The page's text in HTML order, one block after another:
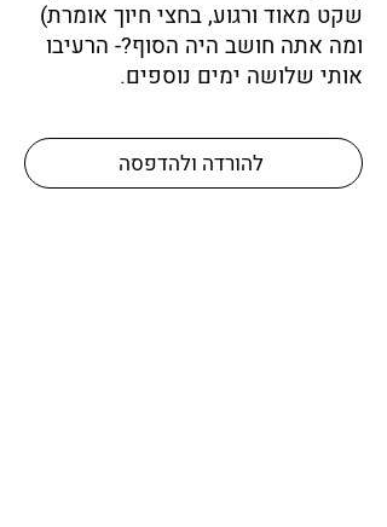
שקט מאוד ורגוע, בחצי חיוך אומרת)
ומה אתה חושב היה הסוף?- הרעיבו
אותי שלושה ימים נוספים.
להורדה ולהדפסה